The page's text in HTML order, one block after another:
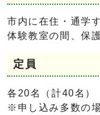
市内に在住・通学
体験教室の間、保
定員
各20名（計40名）
※申し込み多数の